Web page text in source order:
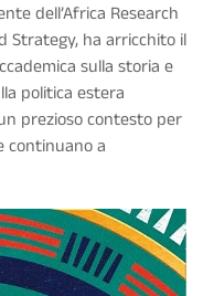
dell’Africa Research
Strategy, ha arricchito il
sulla storia e
politica estera
prezioso contesto per
continuano a